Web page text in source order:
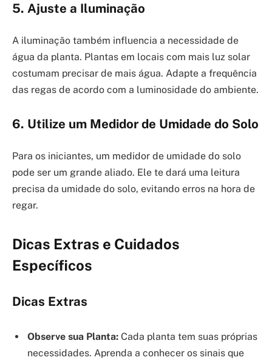
5. Ajuste a Iluminação
A iluminação também influencia a necessidade de
água da planta. Plantas em locais com mais luz solar
costumam precisar de mais água. Adapte a frequência
das regas de acordo com a luminosidade do ambiente.
6. Utilize um Medidor de Umidade do Solo
Para os iniciantes, um medidor de umidade do solo
pode ser um grande aliado. Ele te dará uma leitura
precisa da umidade do solo, evitando erros na hora de
regar.
Dicas Extras e Cuidados
Específicos
Dicas Extras
Observe sua Planta: Cada planta tem suas próprias
necessidades. Aprenda a conhecer os sinais que